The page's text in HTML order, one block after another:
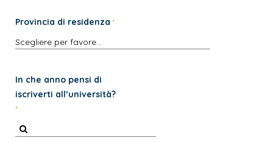
Provincia di residenza
In che anno pensi di
iscriverti all’università?